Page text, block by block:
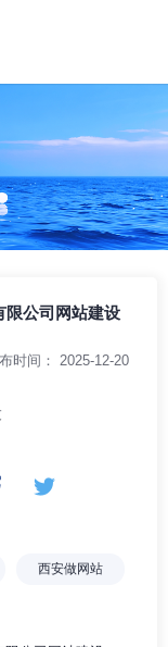
限公司网站建设
时间： 2025-12-20
西安做网站